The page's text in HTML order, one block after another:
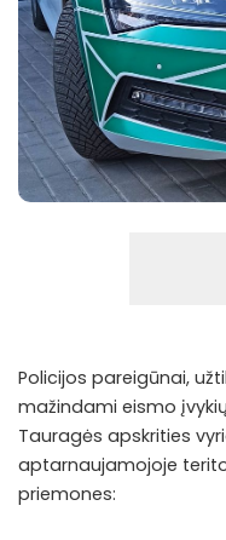
Policijos pareigūnai,
mažindami eismo
Tauragės apskrities
aptarnaujamojoje
priemones: